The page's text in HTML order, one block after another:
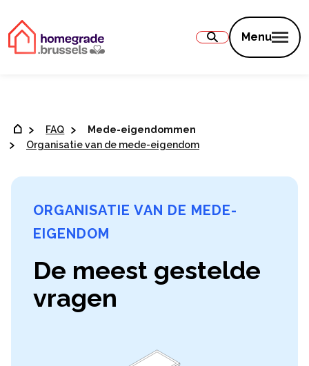
Menu
FAQ
Mede-eigendommen
Organisatie van de mede-eigendom
ORGANISATIE VAN DE MEDE-
EIGENDOM
De meest gestelde
vragen